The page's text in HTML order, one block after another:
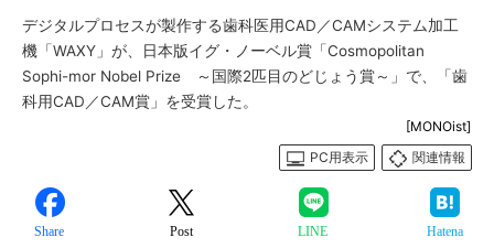
デジタルプロセスが製作する歯科医用CAD／CAMシステム加工
機「WAXY」が、日本版イグ・ノーベル賞「Cosmopolitan
Sophi-mor Nobel Prize ～国際2匹目のどじょう賞～」で、「歯
科用CAD／CAM賞」を受賞した。
[MONOist]
PC用表示
関連情報
Share Post LINE Hatena